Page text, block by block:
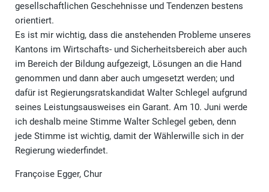
gesellschaftlichen Geschehnisse und Tendenzen bestens
orientiert.
Es ist mir wichtig, dass die anstehenden Probleme unseres
Kantons im Wirtschafts- und Sicherheitsbereich aber auch
im Bereich der Bildung aufgezeigt, Lösungen an die Hand
genommen und dann aber auch umgesetzt werden; und
dafür ist Regierungsratskandidat Walter Schlegel aufgrund
seines Leistungsausweises ein Garant. Am 10. Juni werde
ich deshalb meine Stimme Walter Schlegel geben, denn
jede Stimme ist wichtig, damit der Wählerwille sich in der
Regierung wiederfindet.
Françoise Egger, Chur